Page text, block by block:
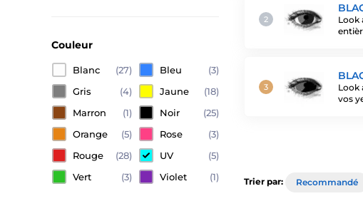
Look
Look
vos
Couleur
Blanc (27) Bleu
(3)
Gris
(4) Jaune
(18)
Marron
(1) Noir
(25)
Orange
(5) Rose
(3)
Rouge
(28) UV
(5)
Vert
(3) Violet (1) Trier par: Recommandé